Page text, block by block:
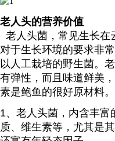
老人头的营养价值
老人头菌，常见生长在
对于生长环境的要求非
以人工栽培的野生菌。
有弹性，而且味道鲜美
素是鲍鱼的很好原材料。
1、老人头菌，内含丰富
质、维生素等，尤其是